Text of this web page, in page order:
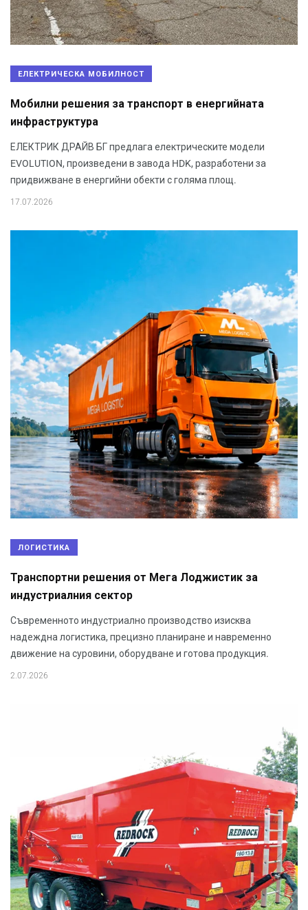
ЕЛЕКТРИЧЕСКА МОБИЛНОСТ
Мобилни решения за транспорт в енергийната
инфраструктура
ЕЛЕКТРИК ДРАЙВ БГ предлага електрическите модели
EVOLUTION, произведени в завода HDK, разработени за
придвижване в енергийни обекти с голяма площ.
17.07.2026
ЛОГИСТИКА
Транспортни решения от Мега Лоджистик за
индустриалния сектор
Съвременното индустриално производство изисква
надеждна логистика, прецизно планиране и навременно
движение на суровини, оборудване и готова продукция.
2.07.2026